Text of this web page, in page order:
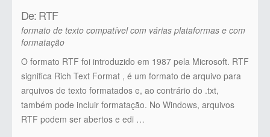
De: RTF
formato de texto compatível com várias plataformas e com
formatação
O formato RTF foi introduzido em 1987 pela Microsoft. RTF
significa Rich Text Format , é um formato de arquivo para
arquivos de texto formatados e, ao contrário do .txt,
também pode incluir formatação. No Windows, arquivos
RTF podem ser abertos e edi …